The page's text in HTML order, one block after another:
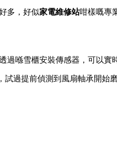
多，好似家電維修站咁樣嘅專
過喺雪櫃安裝傳感器，可以
過提前偵測到風扇軸承開始